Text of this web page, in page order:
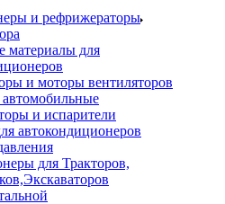
и рефрижераторы
материалы для
и моторы вентиляторов
и испарители
автокондиционеров
для Тракторов,